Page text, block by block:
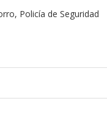
Policía de Seguridad